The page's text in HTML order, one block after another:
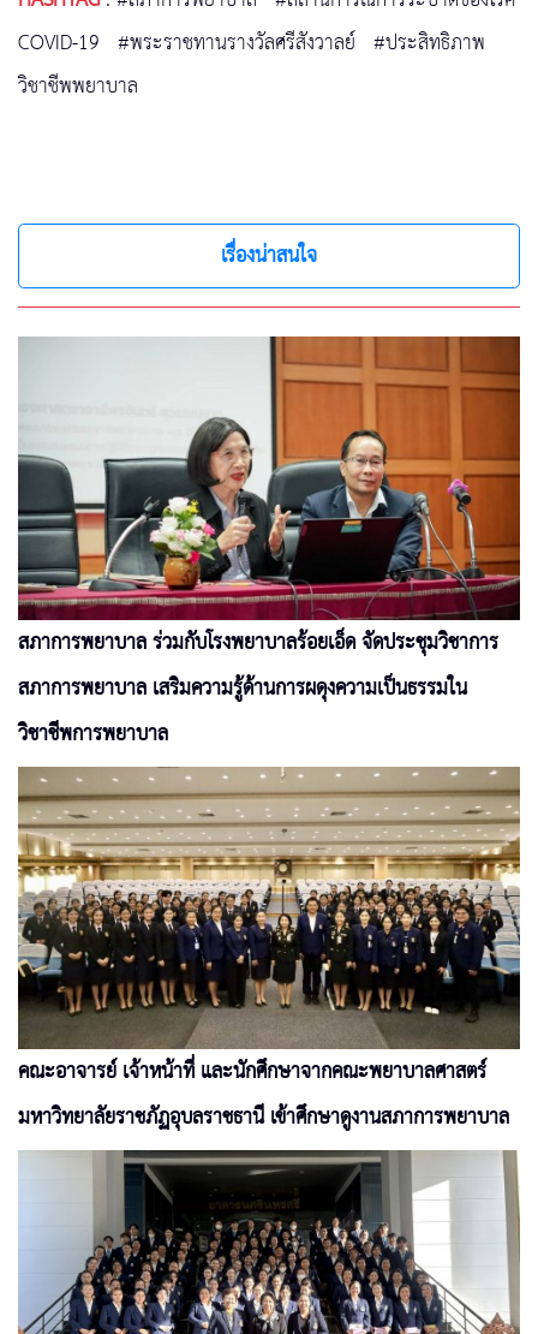
COVID-19 #พระราชทานรางวัลศรีสังวาลย์ #ประสิทธิภาพ
วิชาชีพพยาบาล
เรื่องน่าสนใจ
สภาการพยาบาล ร่วมกับโรงพยาบาลร้อยเอ็ด จัดประชุมวิชาการ
สภาการพยาบาล เสริมความรู้ด้านการผดุงความเป็นธรรมใน
วิชาชีพการพยาบาล
คณะอาจารย์ เจ้าหน้าที่ และนักศึกษาจากคณะพยาบาลศาสตร์
มหาวิทยาลัยราชภัฏอุบลราชธานี เข้าศึกษาดูงานสภาการพยาบาล